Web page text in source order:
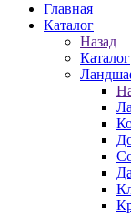
Главная
Каталог
Назад
Каталог